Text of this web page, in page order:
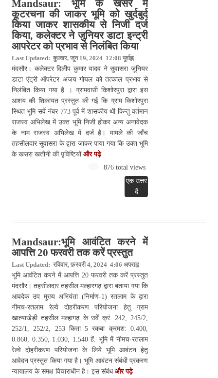
Mandsaur: भूमि के खसरे में
कूटरचना की जाकर भूमि को खुर्दबुर्द
किया जाकर शासकीय से निजी दर्ज
किया, कलेक्टर ने जुनियर डाटा इन्ट्री
आपरेटर को प्रभाव से निलंबित किया
Last Updated: बुधवार, जून 19, 2024 12:08 पूर्वाह्न
मंदसौर। कलेक्टर दिलीप कुमार यादव ने सुवासरा जूनियर
डाटा एंट्री ऑपरेटर अजय गोयल को तत्काल प्रभाव से
निलंबित किया गया है । ग्रामवासी किशोरपुरा द्वारा इस
आशय की शिकायत प्रस्तुत की गई कि ग्राम किशोरपुरा
स्थित भूमि सर्वे नंबर 773 पूर्व में शासकीय थी किन्तु वर्तमान
राजस्व अभिलेख में उक्त भूमि निजी होकर अन्य अनावेदक
के नाम राजस्व अभिलेख में दर्ज है। मामले की जाँच
तहसीलदार सुवासरा के द्वारा जाकर पाया गया कि उक्त भूमि
के खसरा खतौनी की पृविष्टियों और पढ़े
876 total views
एक उत्तर
दें
Mandsaur: भूमि आवंटित करने में
आपत्ति 20 फरवरी तक करें प्रस्‍तुत
Last Updated: रविवार, फ़रवरी 4, 2024 4:06 अपराह्न
भूमि आवंटित करने में आपत्ति 20 फरवरी तक करें प्रस्‍तुत
मंदसौर। तहसीलदार तहसील मल्‍हारगढ़ द्वारा बताया गया कि
आवदेक उप मुख्‍य अभियंता (निर्माण-1) रतलाम के द्वारा
नीमच-रतलाम रेल्‍वे दोहरीकरण परियोजना हेतु ग्राम
खात्‍याखेड़ी तहसील मल्‍हागढ़ के सर्वे क्रं. 242, 245/2,
252/1, 252/2, 253 किता 5 रकबा क्रमश: 0.400,
0.860, 0.350, 1.030, 1.540 हें. भूमि में नीमच-रतलाम
रेल्‍वे दोहरीकरण परियोजना के लिये भूमि आबंटन हेतु
आवेदन प्रस्‍तुत किया गया है। भूमि आबंटन संबंधी प्रकरण
न्‍यायालय के समक्ष विचाराधीन है। इस संबंध और पढ़े